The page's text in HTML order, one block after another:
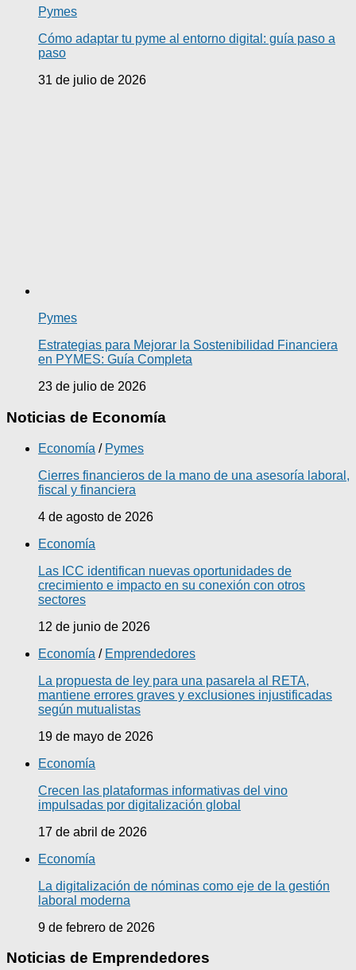
Pymes
Cómo adaptar tu pyme al entorno digital: guía paso a
paso
31 de julio de 2026
Pymes
Estrategias para Mejorar la Sostenibilidad Financiera
en PYMES: Guía Completa
23 de julio de 2026
Noticias de Economía
Economía / Pymes
Cierres financieros de la mano de una asesoría laboral,
fiscal y financiera
4 de agosto de 2026
Economía
Las ICC identifican nuevas oportunidades de
crecimiento e impacto en su conexión con otros
sectores
12 de junio de 2026
Economía / Emprendedores
La propuesta de ley para una pasarela al RETA,
mantiene errores graves y exclusiones injustificadas
según mutualistas
19 de mayo de 2026
Economía
Crecen las plataformas informativas del vino
impulsadas por digitalización global
17 de abril de 2026
Economía
La digitalización de nóminas como eje de la gestión
laboral moderna
9 de febrero de 2026
Noticias de Emprendedores